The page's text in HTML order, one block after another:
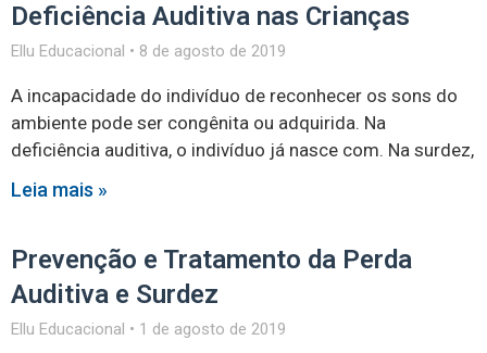
Deficiência Auditiva nas Crianças
Ellu Educacional 8 de agosto de 2019
A incapacidade do indivíduo de reconhecer os sons do
ambiente pode ser congênita ou adquirida. Na
deficiência auditiva, o indivíduo já nasce com. Na surdez,
Leia mais »
Prevenção e Tratamento da Perda
Auditiva e Surdez
Ellu Educacional 1 de agosto de 2019